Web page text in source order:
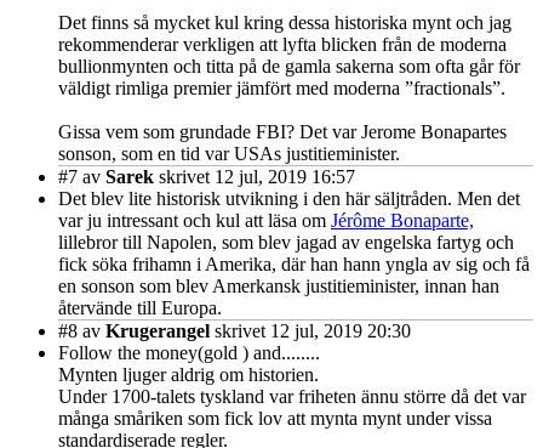
Det finns så mycket kul kring dessa historiska mynt och jag
rekommenderar verkligen att lyfta blicken från de moderna
bullionmynten och titta på de gamla sakerna som ofta går för
väldigt rimliga premier jämfört med moderna ”fractionals”.
Gissa vem som grundade FBI? Det var Jerome Bonapartes
sonson, som en tid var USAs justitieminister.
#7 av Sarek skrivet 12 jul, 2019 16:57
Det blev lite historisk utvikning i den här säljtråden. Men det
var ju intressant och kul att läsa om Jérôme Bonaparte,
lillebror till Napolen, som blev jagad av engelska fartyg och
fick söka frihamn i Amerika, där han hann yngla av sig och få
en sonson som blev Amerkansk justitieminister, innan han
återvände till Europa.
#8 av Krugerangel skrivet 12 jul, 2019 20:30
Follow the money(gold ) and........
Mynten ljuger aldrig om historien.
Under 1700-talets tyskland var friheten ännu större då det var
många småriken som fick lov att mynta mynt under vissa
standardiserade regler.